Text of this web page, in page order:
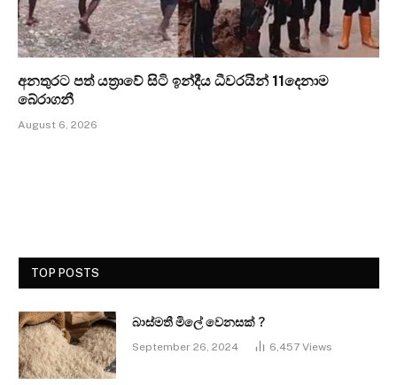
අනතුරට පත් යත්‍රාවේ සිටි ඉන්දීය ධීවරයින් 11දෙනාම
බේරාගනී
August 6, 2026
TOP POSTS
බාස්මතී මිලේ වෙනසක් ?
September 26, 2024 6,457 Views